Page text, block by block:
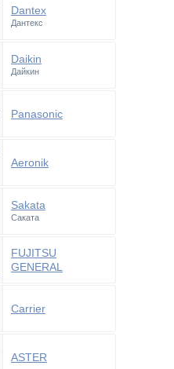
Dantex
Дантекс
Daikin
Дайкин
Panasonic
Aeronik
Sakata
Саката
FUJITSU
GENERAL
Carrier
ASTER